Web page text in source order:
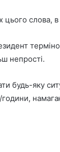
цього слова,
непрості.
будь-яку